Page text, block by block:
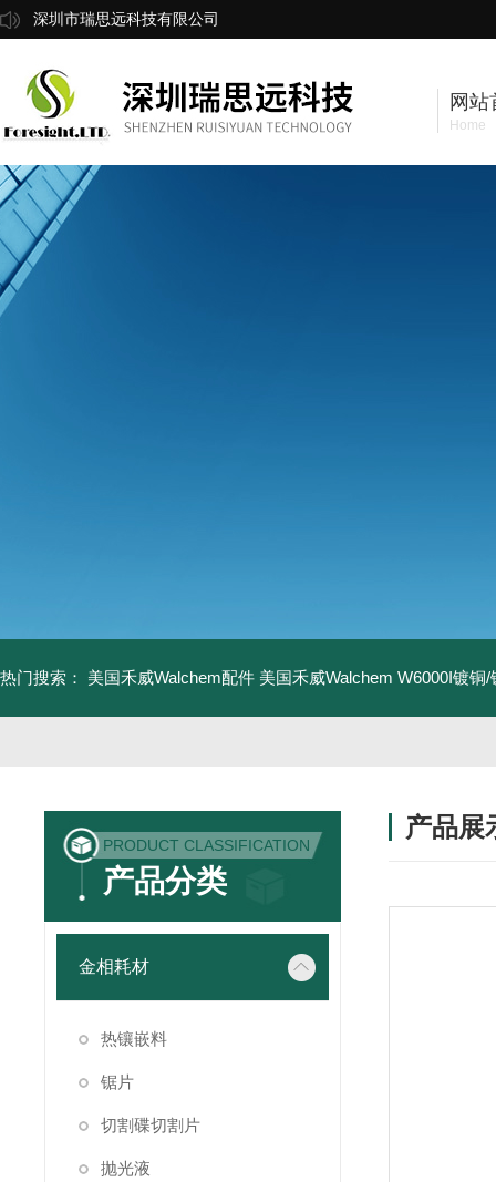
深圳市瑞思远科技有限公司
网站
Home
热门搜索： 美国禾威Walchem配件 美国禾威Walchem W6000I镀铜
PRODUCT CLASSIFICATION
产品分类
金相耗材
热镶嵌料
锯片
切割碟切割片
抛光液
产品展